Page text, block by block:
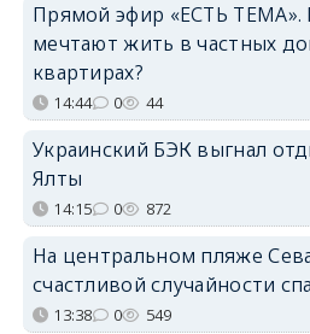
Прямой эфир «ЕСТЬ ТЕМА».
мечтают жить в частных
квартирах?
14:44 0 44
Украинский БЭК выгнал
Ялты
14:15 0 872
На центральном пляже
счастливой случайности
13:38 0 549